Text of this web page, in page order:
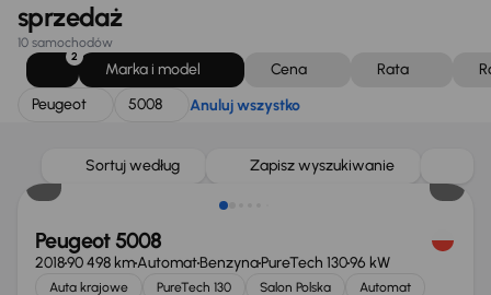
sprzedaż
10 samochodów
2
Marka i model Cena Rata
Peugeot
5008 Anuluj wszystko
Sortuj według Zapisz wyszukiwanie
Peugeot 5008
201890 498 kmAutomatBenzynaPureTech 13096 kW
Auta krajowe PureTech 130 Salon Polska
Automat